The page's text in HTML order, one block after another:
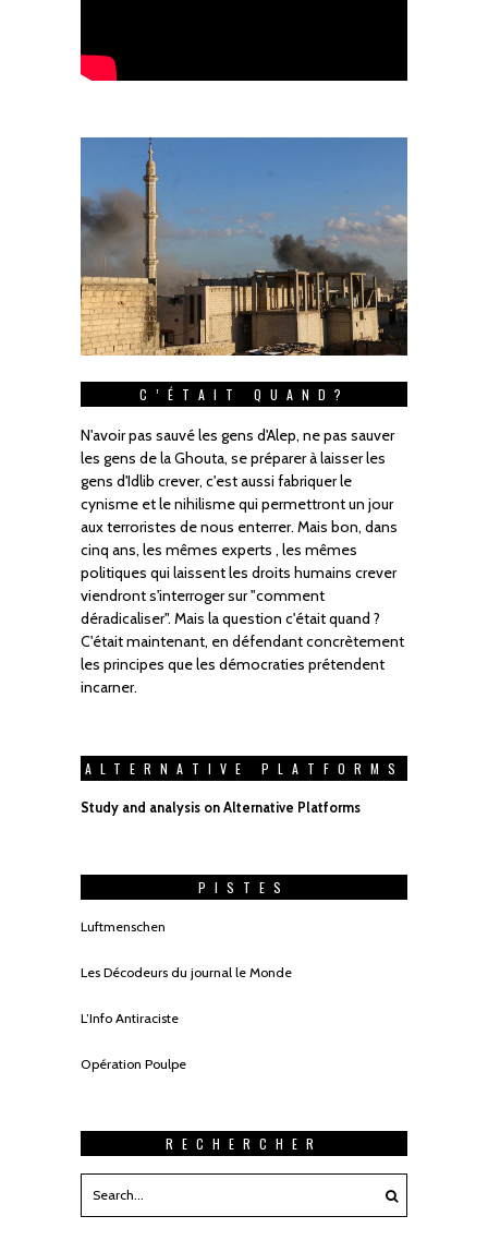
C’ÉTAIT QUAND?
N'avoir pas sauvé les gens d'Alep, ne pas sauver
les gens de la Ghouta, se préparer à laisser les
gens d'Idlib crever, c'est aussi fabriquer le
cynisme et le nihilisme qui permettront un jour
aux terroristes de nous enterrer. Mais bon, dans
cinq ans, les mêmes experts , les mêmes
politiques qui laissent les droits humains crever
viendront s'interroger sur "comment
déradicaliser". Mais la question c'était quand ?
C'était maintenant, en défendant concrètement
les principes que les démocraties prétendent
incarner.
ALTERNATIVE PLATFORMS
Study and analysis on Alternative Platforms
PISTES
Luftmenschen
Les Décodeurs du journal le Monde
L’Info Antiraciste
Opération Poulpe
RECHERCHER